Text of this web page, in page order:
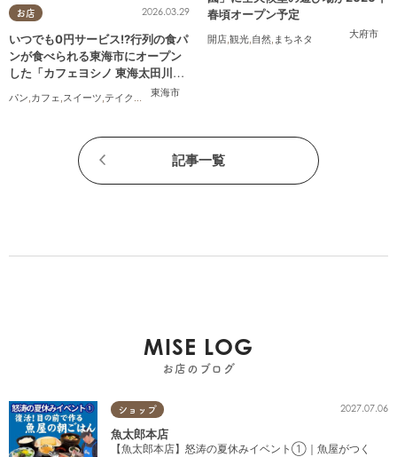
お店
東海市
2026.03.29
いつでも0円サービス!?行列の食パ
ンが食べられる東海市にオープン
した「カフェヨシノ 東海太田川
パン,カフェ,スイーツ,テイクアウト ,家族
大府市
春頃オープン予定
開店,観光,自然, まちネタ
記事一覧
MISE LOG
お店のブログ
ショップ 2027.07.06
魚太郎本店
【魚太郎本店】怒涛の夏休みイベント①｜魚屋がつく